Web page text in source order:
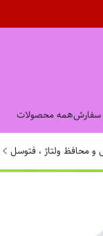
سفارشهمه محصولات
و محافظ ولتاژ ، فتوسل